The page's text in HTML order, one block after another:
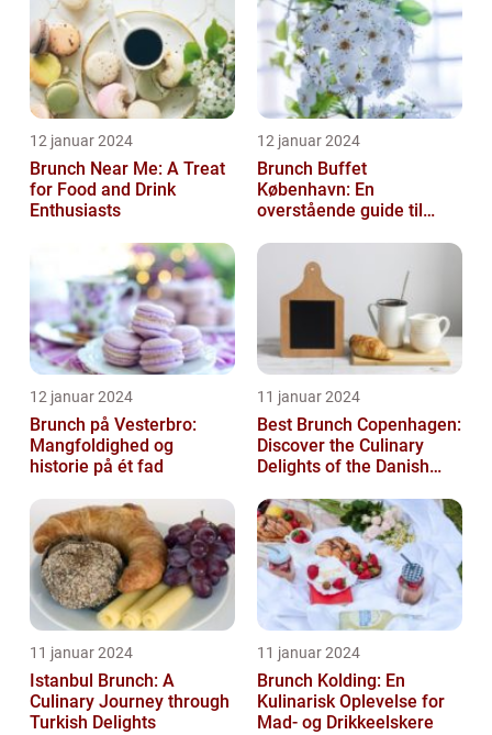
12 januar 2024
Brunch Near Me: A Treat
for Food and Drink
Enthusiasts
12 januar 2024
Brunch Buffet
København: En
overstående guide til
12 januar 2024
Brunch på Vesterbro:
Mangfoldighed og
historie på ét fad
11 januar 2024
Best Brunch Copenhagen:
Discover the Culinary
Delights of the Danish
11 januar 2024
Istanbul Brunch: A
Culinary Journey through
Turkish Delights
11 januar 2024
Brunch Kolding: En
Kulinarisk Oplevelse for
Mad- og Drikkeelskere